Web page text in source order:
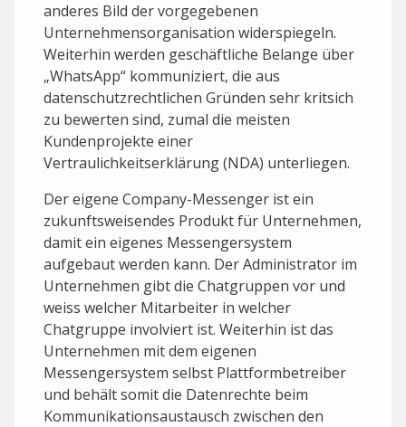
anderes Bild der vorgegebenen
Unternehmensorganisation widerspiegeln.
Weiterhin werden geschäftliche Belange über
„WhatsApp“ kommuniziert, die aus
datenschutzrechtlichen Gründen sehr kritsich
zu bewerten sind, zumal die meisten
Kundenprojekte einer
Vertraulichkeitserklärung (NDA) unterliegen.
Der eigene Company-Messenger ist ein
zukunftsweisendes Produkt für Unternehmen,
damit ein eigenes Messengersystem
aufgebaut werden kann. Der Administrator im
Unternehmen gibt die Chatgruppen vor und
weiss welcher Mitarbeiter in welcher
Chatgruppe involviert ist. Weiterhin ist das
Unternehmen mit dem eigenen
Messengersystem selbst Plattformbetreiber
und behält somit die Datenrechte beim
Kommunikationsaustausch zwischen den